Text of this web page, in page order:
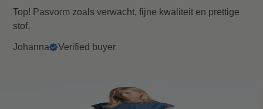
Top! Pasvorm zoals verwacht, fijne kwaliteit en prettige
stof.
Johanna Verified buyer